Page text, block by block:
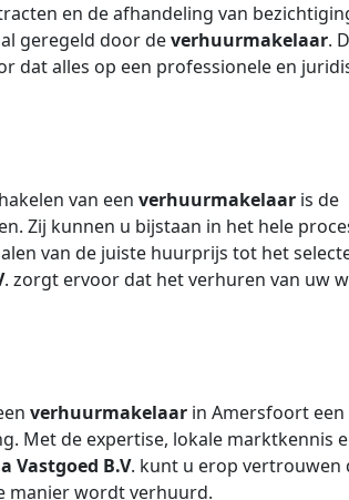
en de afhandeling van
geregeld door deverhuurmakelaar.
dat alles op een professionele en
van een verhuurmakelaar is de
Zij kunnen u bijstaan in het hele
van de juiste huurprijs tot het
. zorgt ervoor dat het verhuren van uw
verhuurmakelaar in Amersfoort
Met de expertise, lokale marktkennis
Vastgoed B.V. kunt u erop vertrouwen
manier wordt verhuurd.